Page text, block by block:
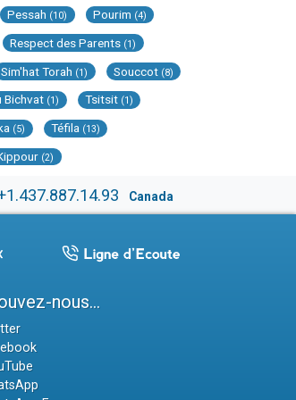
Pessah (10) Pourim (4)
Respect des Parents (1)
Sim'hat Torah (1) Souccot (8)
Bichvat (1) Tsitsit (1)
(5) Téfila (13)
(2)
Canada
nous...